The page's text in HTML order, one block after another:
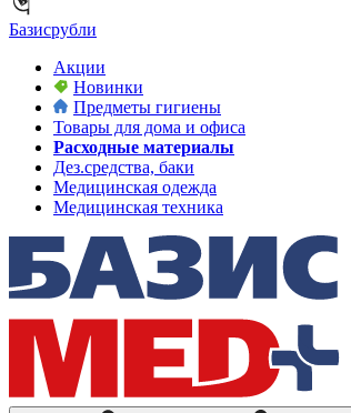
Базисрубли
Акции
Новинки
Предметы гигиены
Товары для дома и офиса
Расходные материалы
Дез.средства, баки
Медицинская одежда
Медицинская техника